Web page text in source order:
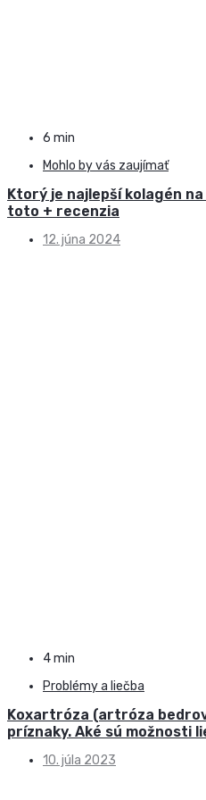
6 min
Mohlo by vás zaujímať
Ktorý je najlepší kolagén
toto + recenzia
12. júna 2024
4 min
Problémy a liečba
Koxartróza (artróza
príznaky. Aké sú možnosti
10. júla 2023